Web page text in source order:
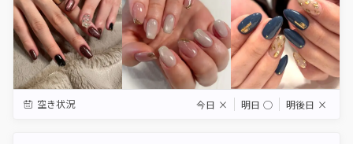
空き状況 今日 × 明日 ◯ 明後日 ×